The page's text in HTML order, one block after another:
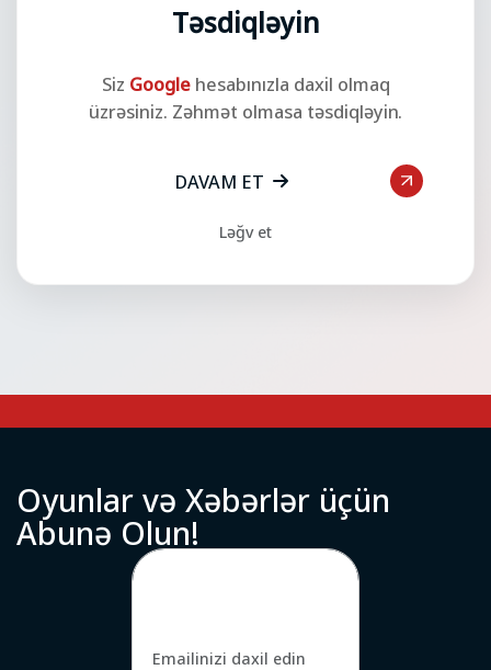
Təsdiqləyin
Siz Googlehesabınızla daxil olmaq
üzrəsiniz. Zəhmət olmasa təsdiqləyin.
DAVAM ET
Ləğv et
Oyunlarvə Xəbərlər üçün
Abunə Olun!